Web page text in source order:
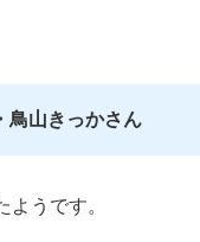
鳥山きっかさん
ようです。